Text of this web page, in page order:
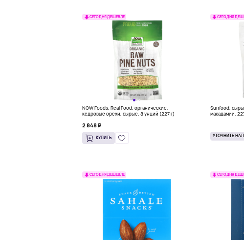
СЕГОДНЯ ДЕШЕВЛЕ
NOW Foods, Real Food, органические,
кедровые орехи, сырые, 8 унций (227 г)
2 848 ₽
КУПИТЬ
СЕГОДНЯ
Sunfood,
макадамии,
УТОЧНИТЬ
СЕГОДНЯ ДЕШЕВЛЕ СЕГОДНЯ